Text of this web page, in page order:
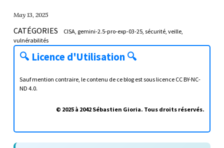
May 13, 2025
CATÉGORIES CISA gemini-2.5-pro-exp-03-25 sécurité veille
vulnérabilités
🔍 Licence d'Utilisation 🔍
Sauf mention contraire, le contenu de ce blog est sous licence CC BY-NC-
ND 4.0.
© 2025 à 2042 Sébastien Gioria. Tous droits réservés.